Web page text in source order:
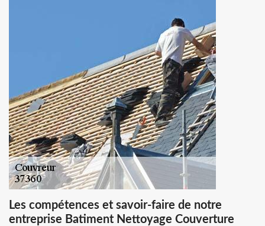
Les compétences et savoir-faire de notre
entreprise Batiment Nettoyage Couverture